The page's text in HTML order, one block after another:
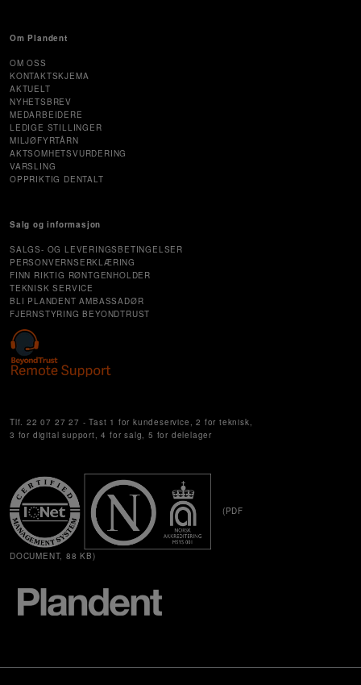
Om Plandent
OM OSS
KONTAKTSKJEMA
AKTUELT
NYHETSBREV
MEDARBEIDERE
LEDIGE STILLINGER
MILJØFYRTÅRN
AKTSOMHETSVURDERING
VARSLING
OPPRIKTIG DENTALT
Salg og informasjon
SALGS- OG LEVERINGSBETINGELSER
PERSONVERNSERKLÆRING
FINN RIKTIG RØNTGENHOLDER
TEKNISK SERVICE
BLI PLANDENT AMBASSADØR
FJERNSTYRING BEYONDTRUST
Tlf. 22 07 27 27 - Tast 1 for kundeservice, 2 for teknisk,
3 for digital support, 4 for salg, 5 for delelager
(PDF
DOCUMENT, 88 KB)